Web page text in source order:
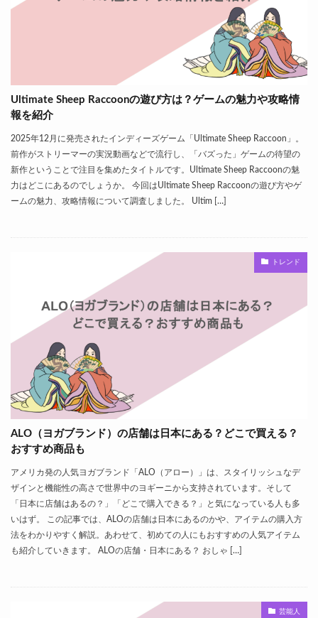
Ultimate Sheep Raccoonの遊び方は？ゲームの魅力や攻略情
報を紹介
2025年12月に発売されたインディーズゲーム「Ultimate Sheep Raccoon」。
前作がストリーマーの実況動画などで流行し、「バズった」ゲームの待望の
新作ということで注目を集めたタイトルです。Ultimate Sheep Raccoonの魅
力はどこにあるのでしょうか。 今回はUltimate Sheep Raccoonの遊び方やゲ
ームの魅力、攻略情報について調査しました。 Ultim […]
トレンド
ALO（ヨガブランド）の店舗は日本にある？どこで買える？
おすすめ商品も
アメリカ発の人気ヨガブランド「ALO（アロー）」は、スタイリッシュなデ
ザインと機能性の高さで世界中のヨギーニから支持されています。そして
「日本に店舗はあるの？」「どこで購入できる？」と気になっている人も多
いはず。 この記事では、ALOの店舗は日本にあるのかや、アイテムの購入方
法をわかりやすく解説。あわせて、初めての人にもおすすめの人気アイテム
も紹介していきます。 ALOの店舗・日本にある？ おしゃ […]
芸能人